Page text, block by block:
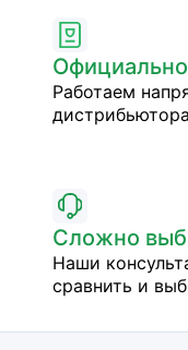
Работаем
Сложно
Наши
сравнить и